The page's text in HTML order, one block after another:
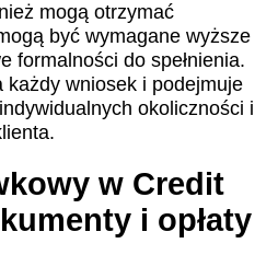
mogą otrzymać
być wymagane wyższe
formalności do spełnienia.
każdy wniosek i podejmuje
okoliczności i
w Credit
i opłaty